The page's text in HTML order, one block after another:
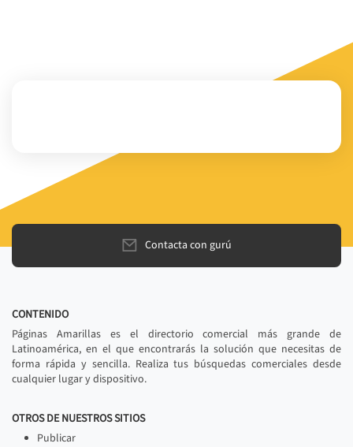
Contacta con gurú
CONTENIDO
Páginas Amarillas es el directorio comercial más grande de
Latinoamérica, en el que encontrarás la solución que necesitas de
forma rápida y sencilla. Realiza tus búsquedas comerciales desde
cualquier lugar y dispositivo.
OTROS DE NUESTROS SITIOS
Publicar